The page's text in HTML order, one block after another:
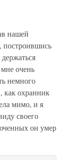
нашей
построившись
очень
немного
как охранник
мимо, и я
своего
он умер